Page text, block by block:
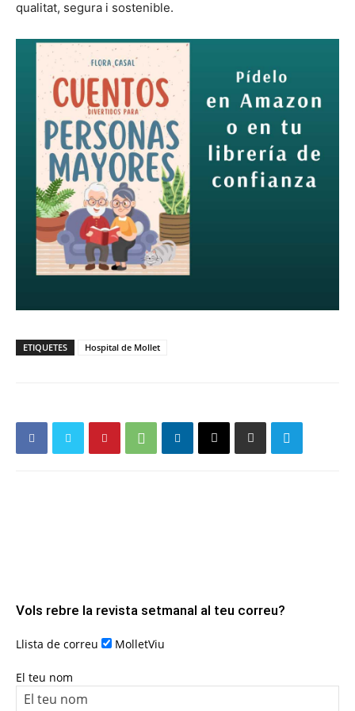
qualitat, segura i sostenible.
ETIQUETES Hospital de Mollet
Vols rebre la revista setmanal al teu correu?
Llista de correu MolletViu
El teu nom